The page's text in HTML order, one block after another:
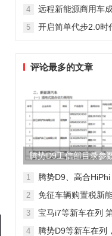
4
远程新能源商用车
线
5
开启简单代步2.0时
评论最多的文章
腾势D9工信部目录参
得以印证
1
腾势D9、高合
2
免征车辆购置税新
3
宝马i7等新车在列
4
腾势D9等新车在列